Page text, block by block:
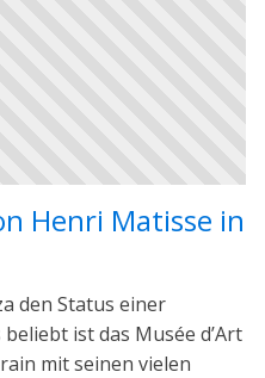
Henri Matisse in
den Status einer
ist das Musée d’Art
mit seinen vielen